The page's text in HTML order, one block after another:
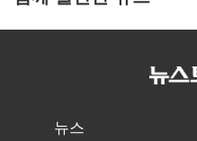
뉴스